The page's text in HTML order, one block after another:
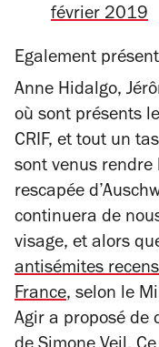
février 2019
Egalement
Anne Hidalgo,
où sont présents
CRIF, et tout un
sont venus rendre
rescapée
continuera de
visage, et alors
antisémites
France, selon le
Agir a proposé de